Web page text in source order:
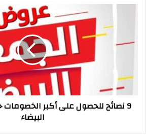
على
خلال
عروض
الجمعة
البيضاء9 نصائح للحصول على أكبر
البيضاء